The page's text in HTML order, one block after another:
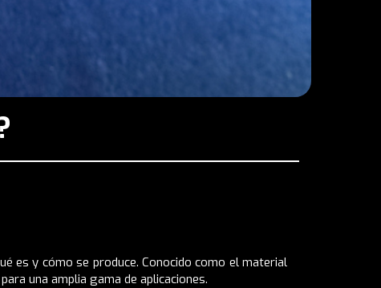
es y cómo se produce. Conocido como el material
una amplia gama de aplicaciones.